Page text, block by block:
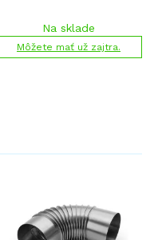
Na sklade
Môžete mať už zajtra.